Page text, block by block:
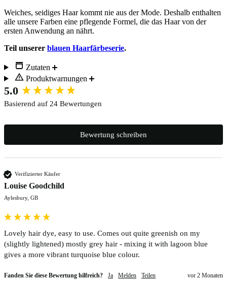
Weiches, seidiges Haar kommt nie aus der Mode. Deshalb enthalten
alle unsere Farben eine pflegende Formel, die das Haar von der
ersten Anwendung an nährt.
Teil unserer blauen Haarfärbeserie.
Zutaten
Produktwarnungen
5.0
Basierend auf 24 Bewertungen
Bewertung schreiben
Verifizierter Käufer
Louise Goodchild
Aylesbury, GB
Lovely hair dye, easy to use. Comes out quite greenish on my
(slightly lightened) mostly grey hair - mixing it with lagoon blue
gives a more vibrant turquoise blue colour.
Fanden Sie diese Bewertung hilfreich? Ja Melden Teilen vor 2 Monaten
New content loaded